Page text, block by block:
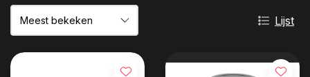
Lijst